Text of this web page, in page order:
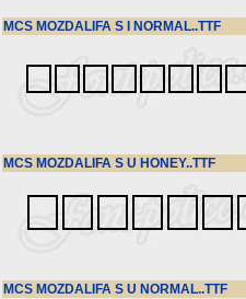
MCS MOZDALIFA S I NORMAL..TTF
MCS MOZDALIFA S U HONEY..TTF
MCS MOZDALIFA S U NORMAL..TTF